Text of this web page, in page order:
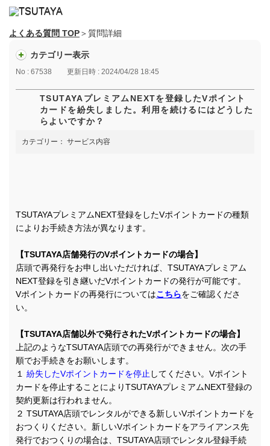
よくある質問 TOP＞質問詳細
カテゴリー表示
No : 67538 更新日時 : 2024/04/28 18:45
TSUTAYAプレミアムNEXTを登録したVポイント
カードを紛失しました。利用を続けるにはどうした
らよいですか？
カテゴリー： サービス内容
TSUTAYAプレミアムNEXT登録をしたVポイントカードの種類
によりお手続き方法が異なります。
【TSUTAYA店舗発行のVポイントカードの場合】
店頭で再発行をお申し出いただければ、TSUTAYAプレミアム
NEXT登録を引き継いだVポイントカードの発行が可能です。
Vポイントカードの再発行についてはこちらをご確認くださ
い。
【TSUTAYA店舗以外で発行されたVポイントカードの場合】
上記のようなTSUTAYA店頭での再発行ができません。次の手
順でお手続きをお願いします。
１ 紛失したVポイントカードを停止 してください。Vポイント
カードを停止することによりTSUTAYAプレミアムNEXT登録の
契約更新は行われません。
２ TSUTAYA店頭でレンタルができる新しいVポイントカードを
おつくりください。新しいVポイントカードをアライアンス先
発行でおつくりの場合は、TSUTAYA店頭でレンタル登録手続